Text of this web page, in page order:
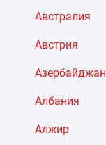
Австралия
Австрия
Азербайджан
Албания
Алжир